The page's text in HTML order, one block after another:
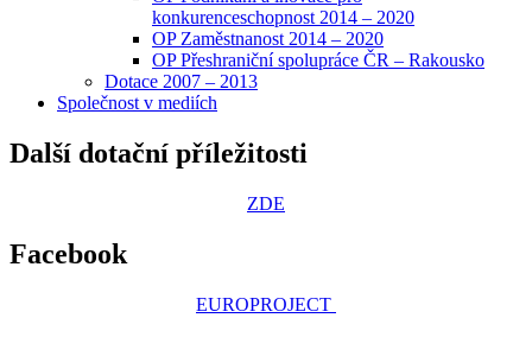
konkurenceschopnost 2014 – 2020
OP Zaměstnanost 2014 – 2020
OP Přeshraniční spolupráce ČR – Rakousko
Dotace 2007 – 2013
Společnost v mediích
Další dotační příležitosti
ZDE
Facebook
EUROPROJECT